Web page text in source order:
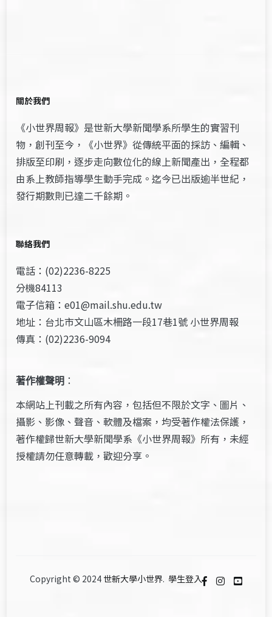
關於我們
《小世界周報》是世新大學新聞學系所學生的實習刊
物，創刊至今，《小世界》從傳統平面的採訪、編輯、
排版至印刷，逐步走向數位化的線上新聞產出，全程都
由系上教師指導學生動手完成。迄今已出版逾半世紀，
發行期數則已達二千餘期。
聯絡我們
電話：(02)2236-8225
分機84113
電子信箱：e01@mail.shu.edu.tw
地址：台北市文山區木柵路一段17巷1號 小世界周報
傳真：(02)2236-9094
著作權聲明 ：
本網站上刊載之所有內容，包括但不限於文字、圖片、
攝影、影像、聲音、軟體及檔案，均受著作權法保護，
著作權歸世新大學新聞學系《小世界周報》所有，未經
授權請勿任意轉載，歡迎分享。
Copyright © 2024 世新大學小世界. 學生登入